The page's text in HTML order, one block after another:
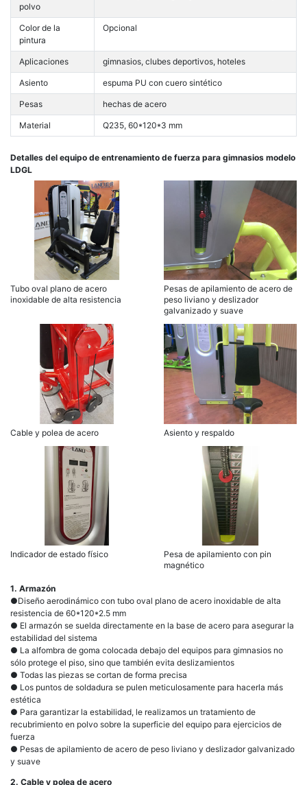
polvo
Color de la
pintura
Opcional
Aplicaciones gimnasios, clubes deportivos, hoteles
Asiento espuma PU con cuero sintético
Pesas hechas de acero
Material Q235, 60*120*3 mm
Detalles del equipo de entrenamiento de fuerza para gimnasios modelo
LDGL
Tubo oval plano de acero
inoxidable de alta resistencia
Pesas de apilamiento de acero de
peso liviano y deslizador
galvanizado y suave
Cable y polea de acero Asiento y respaldo
Indicador de estado físico
Pesa de apilamiento con pin
magnético
1. Armazón
●Diseño aerodinámico con tubo oval plano de acero inoxidable de alta
resistencia de 60*120*2.5 mm
● El armazón se suelda directamente en la base de acero para asegurar la
estabilidad del sistema
● La alfombra de goma colocada debajo del equipos para gimnasios no
sólo protege el piso, sino que también evita deslizamientos
● Todas las piezas se cortan de forma precisa
● Los puntos de soldadura se pulen meticulosamente para hacerla más
estética
● Para garantizar la estabilidad, le realizamos un tratamiento de
recubrimiento en polvo sobre la superficie del equipo para ejercicios de
fuerza
● Pesas de apilamiento de acero de peso liviano y deslizador galvanizado
y suave
2. Cable y polea de acero